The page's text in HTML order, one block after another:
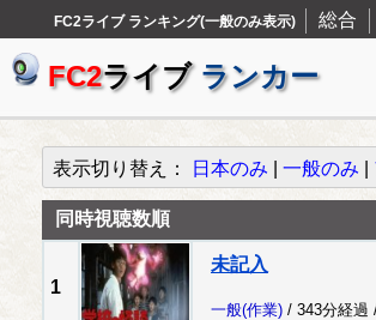
FC2ライブ ランキング(一般のみ表示) 総合
FC2ライブ ランカー
表示切り替え： 日本のみ 一般のみ
同時視聴数順
1
未記入
一般(作業) / 343分経過